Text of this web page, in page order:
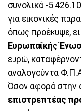
συνολικά -
για εικονικές
όπως προέκυψε,
Ευρωπαϊκής
ευρώ,
αναλογούντα
Όσον αφορά στην
επιστρεπτέας